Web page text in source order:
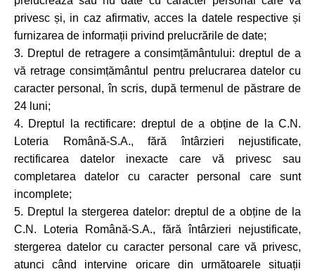
privesc și, in caz afirmativ, acces la datele respective și
furnizarea de informații privind prelucrările de date;
3. Dreptul de retragere a consimțământului: dreptul de a
vă retrage consimțământul pentru prelucrarea datelor cu
caracter personal, în scris, după termenul de păstrare de
24 luni;
4. Dreptul la rectificare: dreptul de a obține de la C.N.
Loteria Română-S.A., fără întârzieri nejustificate,
rectificarea datelor inexacte care vă privesc sau
completarea datelor cu caracter personal care sunt
incomplete;
5. Dreptul la stergerea datelor: dreptul de a obține de la
C.N. Loteria Română-S.A., fără întârzieri nejustificate,
stergerea datelor cu caracter personal care vă privesc,
atunci când intervine oricare din următoarele situații